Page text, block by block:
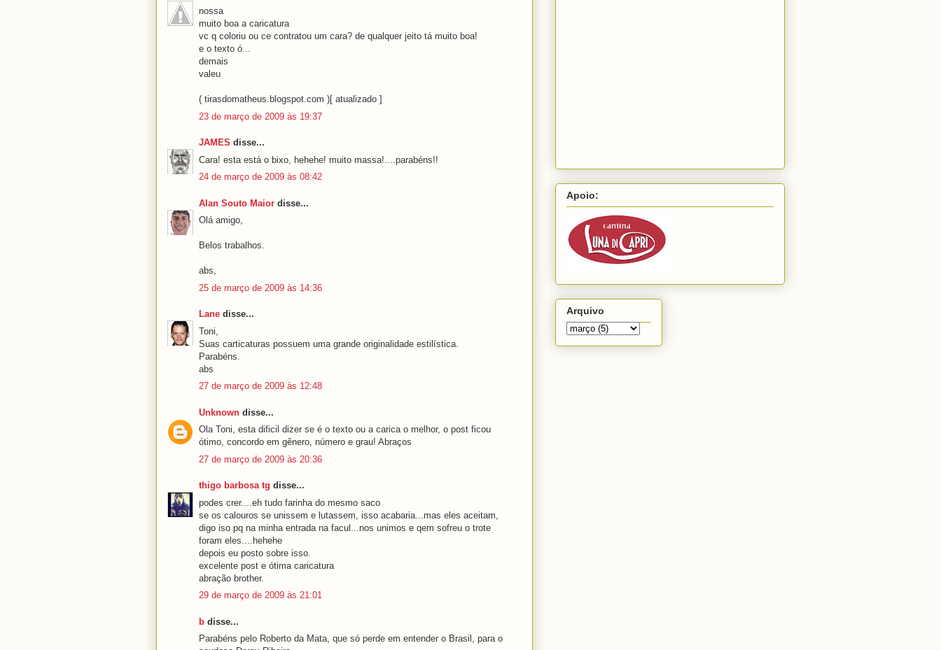
nossa
muito boa a caricatura
vc q coloriu ou ce contratou um cara? de qualquer jeito tá muito boa!
e o texto ó...
demais
valeu
( tirasdomatheus.blogspot.com )[ atualizado ]
23 de março de 2009 às 19:37
JAMES disse...
Cara! esta está o bixo, hehehe! muito massa!....parabéns!!
24 de março de 2009 às 08:42
Alan Souto Maior disse...
Olá amigo,
Belos trabalhos.
abs,
25 de março de 2009 às 14:36
Lane disse...
Toni,
Suas carticaturas possuem uma grande originalidade estilística.
Parabéns.
abs
27 de março de 2009 às 12:48
Unknown disse...
Ola Toni, esta dificil dizer se é o texto ou a carica o melhor, o post ficou
ótimo, concordo em gênero, número e grau! Abraços
27 de março de 2009 às 20:36
thigo barbosa tg disse...
podes crer....eh tudo farinha do mesmo saco
se os calouros se unissem e lutassem, isso acabaria...mas eles aceitam,
digo iso pq na minha entrada na facul...nos unimos e qem sofreu o trote
foram eles....hehehe
depois eu posto sobre isso.
excelente post e ótima caricatura
abração brother.
29 de março de 2009 às 21:01
b disse...
Parabéns pelo Roberto da Mata, que só perde em entender o Brasil, para o
Apoio:
Arquivo